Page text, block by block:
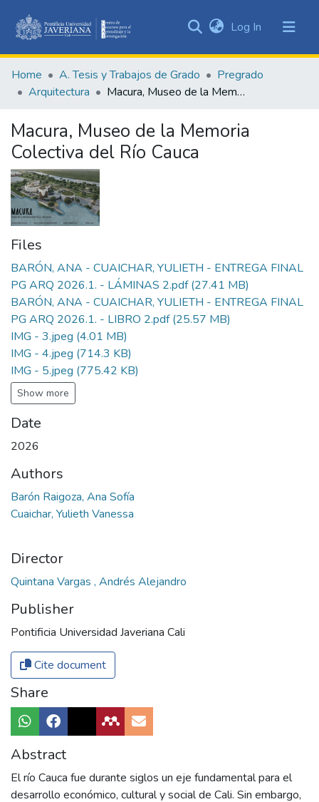
&
Collections
Statistics
Log In (current)
Home A. Tesis y Trabajos de Grado
Pregrado
Arquitectura
Macura, Museo de la Memoria Colectiva del Río Cauca
Macura, Museo de la Memoria
Colectiva del Río Cauca
Files
BARÓN, ANA - CUAICHAR, YULIETH - ENTREGA FINAL
PG ARQ 2026.1. - LÁMINAS 2.pdf(27.41 MB)
BARÓN, ANA - CUAICHAR, YULIETH - ENTREGA FINAL
PG ARQ 2026.1. - LIBRO 2.pdf(25.57 MB)
IMG - 3.jpeg (4.01 MB)
IMG - 4.jpeg (714.3 KB)
IMG - 5.jpeg (775.42 KB)
Show more
Date
2026
Authors
Barón Raigoza, Ana Sofía
Cuaichar, Yulieth Vanessa
Director
Quintana Vargas , Andrés Alejandro
Publisher
Pontificia Universidad Javeriana Cali
Cite document
Share
Abstract
El río Cauca fue durante siglos un eje fundamental para el
desarrollo económico, cultural y social de Cali. Sin embargo,